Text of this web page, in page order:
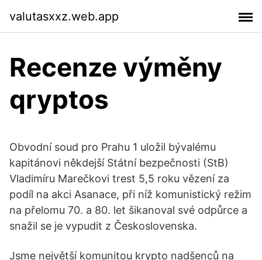
valutasxxz.web.app
Recenze výměny
qryptos
Obvodní soud pro Prahu 1 uložil bývalému
kapitánovi někdejší Státní bezpečnosti (StB)
Vladimíru Marečkovi trest 5,5 roku vězení za
podíl na akci Asanace, při níž komunistický režim
na přelomu 70. a 80. let šikanoval své odpůrce a
snažil se je vypudit z Československa.
Jsme největší komunitou krypto nadšenců na